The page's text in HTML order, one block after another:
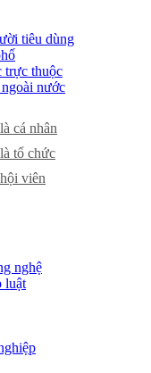
tiêu dùng
thuộc
nước
cá nhân
tổ chức
viên
nghệ
luật